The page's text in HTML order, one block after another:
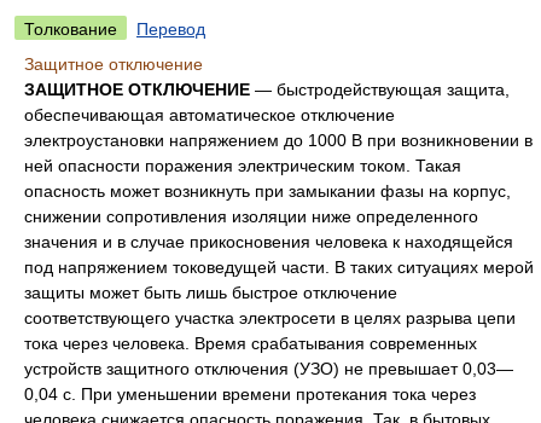
Толкование
Перевод
Защитное отключение
ЗАЩИТНОЕ ОТКЛЮЧЕНИЕ — быстродействующая защита,
обеспечивающая автоматическое отключение
электроустановки напряжением до 1000 В при возникновении в
ней опасности поражения электрическим током. Такая
опасность может возникнуть при замыкании фазы на корпус,
снижении сопротивления изоляции ниже определенного
значения и в случае прикосновения человека к находящейся
под напряжением токоведущей части. В таких ситуациях мерой
защиты может быть лишь быстрое отключение
соответствующего участка электросети в целях разрыва цепи
тока через человека. Время срабатывания современных
устройств защитного отключения (УЗО) не превышает 0,03—
0,04 с. При уменьшении времени протекания тока через